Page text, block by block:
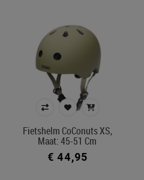
Fietshelm CoConuts XS,
Maat: 45-51 Cm
€ 44,95